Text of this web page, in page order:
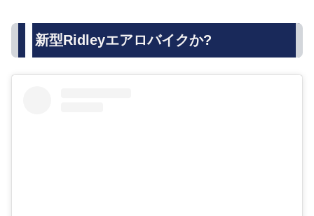
新型Ridleyエアロバイクか?